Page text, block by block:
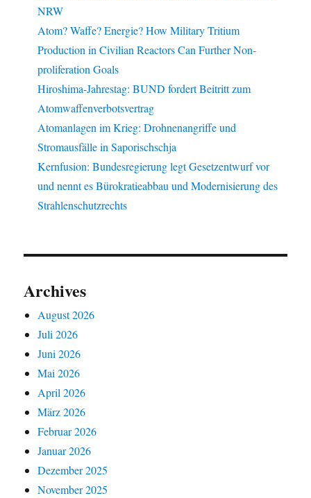
NRW
Atom? Waffe? Energie? How Military Tritium
Production in Civilian Reactors Can Further Non-
proliferation Goals
Hiroshima-Jahrestag: BUND fordert Beitritt zum
Atomwaffenverbotsvertrag
Atomanlagen im Krieg: Drohnenangriffe und
Stromausfälle in Saporischschja
Kernfusion: Bundesregierung legt Gesetzentwurf vor
und nennt es Bürokratieabbau und Modernisierung des
Strahlenschutzrechts
Archives
August 2026
Juli 2026
Juni 2026
Mai 2026
April 2026
März 2026
Februar 2026
Januar 2026
Dezember 2025
November 2025